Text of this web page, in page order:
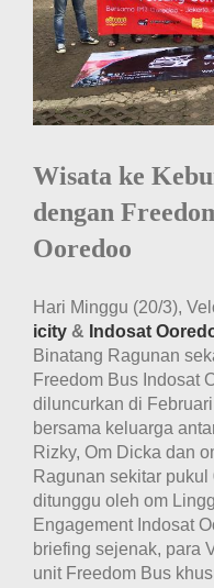
Wisata ke
dengan
Ooredoo
Hari Minggu (20/3),
icity & Indosat
Binatang Ragunan
Freedom Bus Indosat
diluncurkan di
bersama keluarga
Rizky, Om Dicka dan
Ragunan sekitar
ditunggu oleh om
Engagement Indosat
briefing sejenak, para
unit Freedom Bus